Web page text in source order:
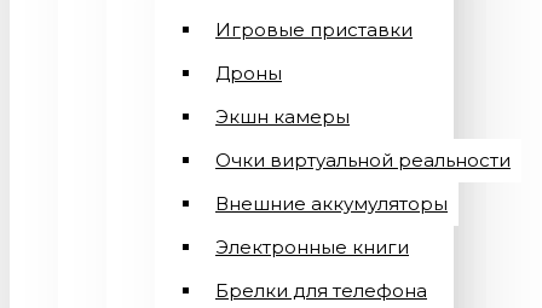
Игровые приставки
Дроны
Экшн камеры
Очки виртуальной реальности
Внешние аккумуляторы
Электронные книги
Брелки для телефона